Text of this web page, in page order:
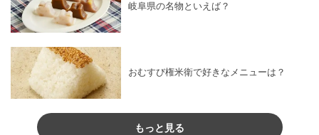
岐阜県の名物といえば？
おむすび権米衛で好きなメニューは？
もっと見る